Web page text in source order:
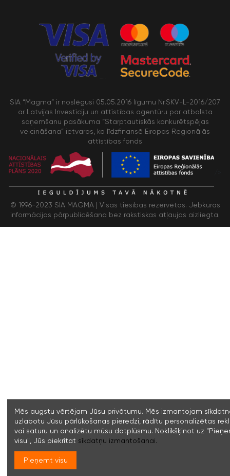
SIA “Magma” ir noslēgusi 05.05.2016 līgumu Nr.SKV-L-2016/207
ar Latvijas Investīciju un attīstības aģentūru par atbalsta
saņemšanu pasākuma “Starptautiskās konkurētspējas
veicināšana” ietvaros, ko līdzfinansē Eiropas Reģionālās
attīstības fonds
© 1996-2023 SIA MAGMA | Visas tiesības rezervētas. Jebkuras
informācijas pārpublicēšana bez rakstiskas atļaujas aizliegta.
Mēs augstu vērtējam Jūsu privātumu. Mēs izmantojam
uzlabotu Jūsu pārlūkošanas pieredzi, rādītu personalizētas
vai saturu un analizētu mūsu datplūsmu. Noklikšķinot uz
visu", Jūs piekrītat sīkdatņu izmantošanai.
Pieņemt visu